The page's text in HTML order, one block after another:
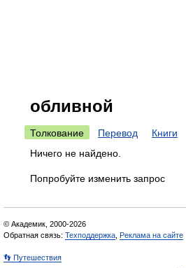
обливной
Толкование Перевод
Книги
Ничего не найдено.
Попробуйте изменить запрос
© Академик, 2000-2026
Обратная связь: Техподдержка Реклама на сайте
👣 Путешествия